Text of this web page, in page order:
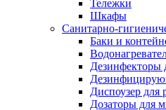
Тележки
Шкафы
Санитарно-
Баки и
Дезинфекторы
Диспоузер для
Дозаторы для